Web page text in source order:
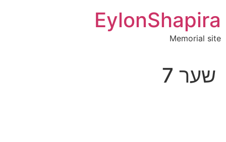
לתוכן
EylonShapira
Memorial site
שער 7